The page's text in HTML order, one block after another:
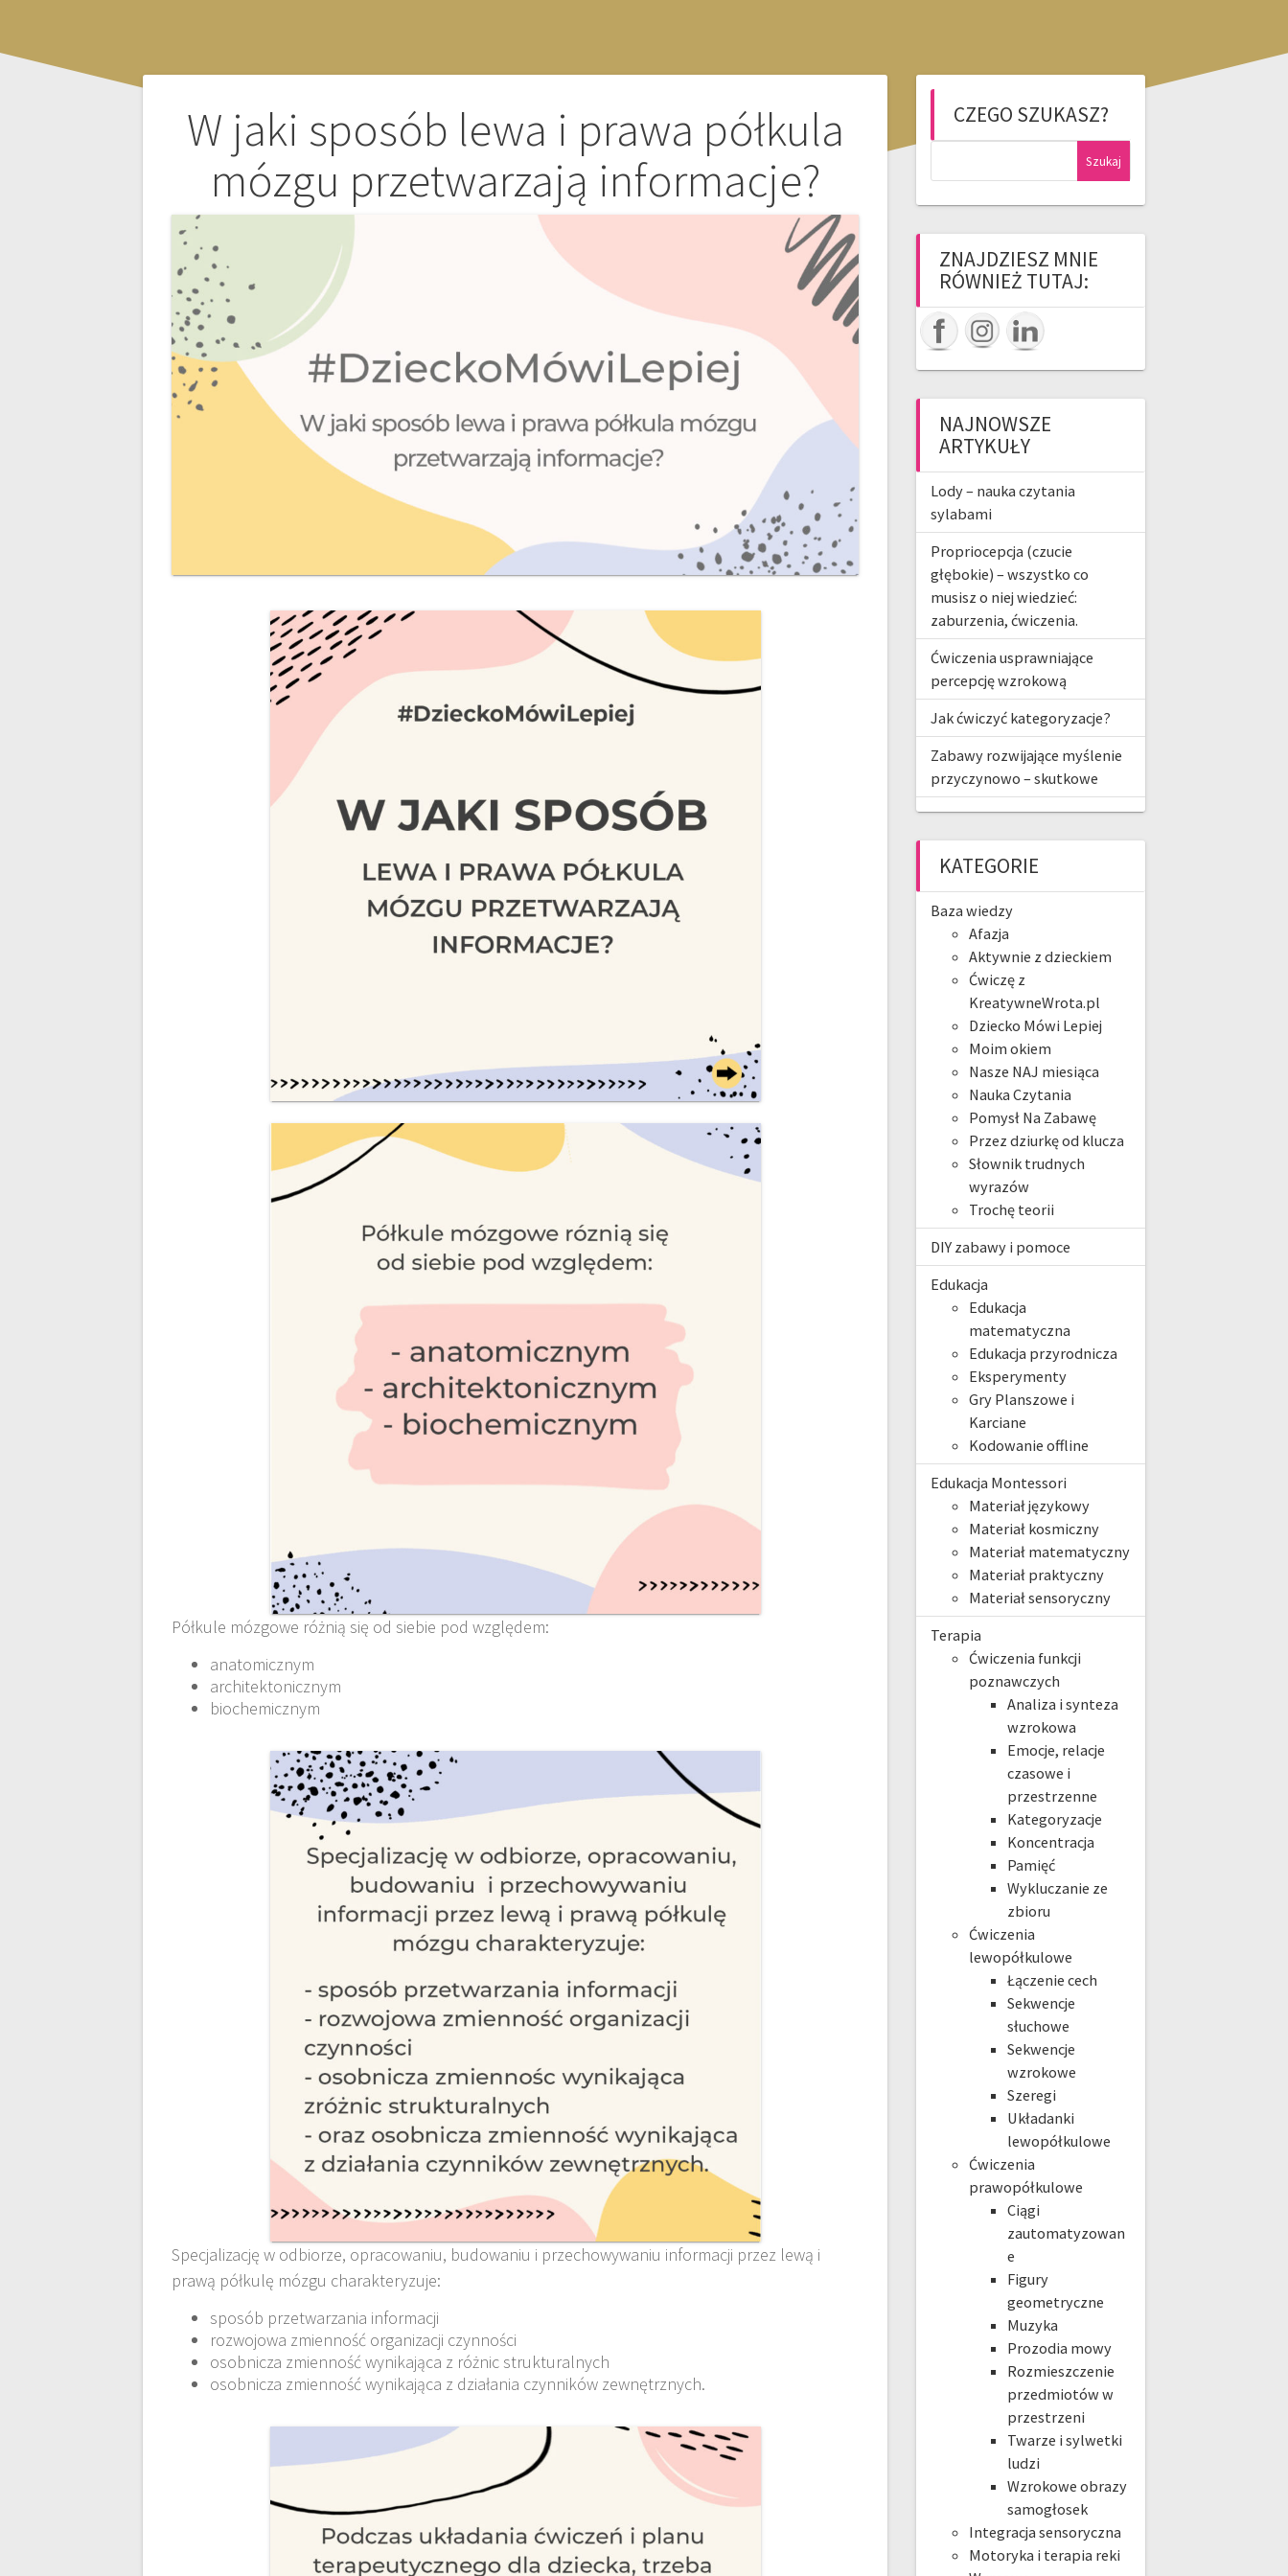
W jaki sposób lewa i prawa półkula
mózgu przetwarzają informacje?
Półkule mózgowe różnią się od siebie pod względem:
anatomicznym
architektonicznym
biochemicznym
Specjalizację w odbiorze, opracowaniu, budowaniu i przechowywaniu informacji przez lewą i
prawą półkulę mózgu charakteryzuje:
sposób przetwarzania informacji
rozwojowa zmienność organizacji czynności
osobnicza zmienność wynikająca z różnic strukturalnych
osobnicza zmienność wynikająca z działania czynników zewnętrznych.
Nawigacja
wpisu
CZEGO SZUKASZ?
ZNAJDZIESZ MNIE
RÓWNIEŻ TUTAJ:
NAJNOWSZE
ARTYKUŁY
Lody – nauka czytania
sylabami
Propriocepcja (czucie
głębokie) – wszystko co
musisz o niej wiedzieć:
zaburzenia, ćwiczenia.
Ćwiczenia usprawniające
percepcję wzrokową
Jak ćwiczyć kategoryzacje?
Zabawy rozwijające myślenie
przyczynowo – skutkowe
KATEGORIE
Baza wiedzy
Afazja
Aktywnie z dzieckiem
Ćwiczę z
KreatywneWrota.pl
Dziecko Mówi Lepiej
Moim okiem
Nasze NAJ miesiąca
Nauka Czytania
Pomysł Na Zabawę
Przez dziurkę od klucza
Słownik trudnych
wyrazów
Trochę teorii
DIY zabawy i pomoce
Edukacja
Edukacja
matematyczna
Edukacja przyrodnicza
Eksperymenty
Gry Planszowe i
Karciane
Kodowanie offline
Edukacja Montessori
Materiał językowy
Materiał kosmiczny
Materiał matematyczny
Materiał praktyczny
Materiał sensoryczny
Terapia
Ćwiczenia funkcji
poznawczych
Analiza i synteza
wzrokowa
Emocje, relacje
czasowe i
przestrzenne
Kategoryzacje
Koncentracja
Pamięć
Wykluczanie ze
zbioru
Ćwiczenia
lewopółkulowe
Łączenie cech
Sekwencje
słuchowe
Sekwencje
wzrokowe
Szeregi
Układanki
lewopółkulowe
Ćwiczenia
prawopółkulowe
Ciągi
zautomatyzowan
e
Figury
geometryczne
Muzyka
Prozodia mowy
Rozmieszczenie
przedmiotów w
przestrzeni
Twarze i sylwetki
ludzi
Wzrokowe obrazy
samogłosek
Integracja sensoryczna
Motoryka i terapia reki